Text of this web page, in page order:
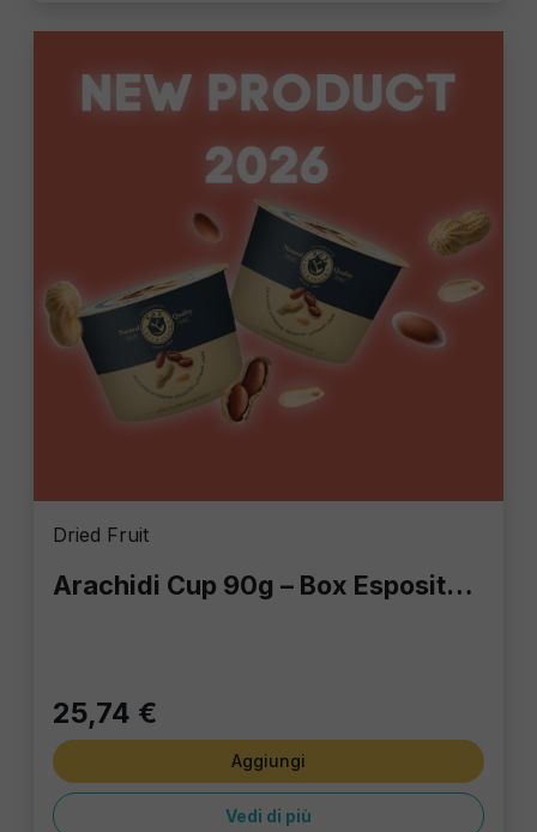
Dried Fruit
Arachidi Cup 90g – Box Espositore da 18 Pezzi: Lo Snack Aperitivo Premium
25,74 €
Aggiungi
Vedi di più